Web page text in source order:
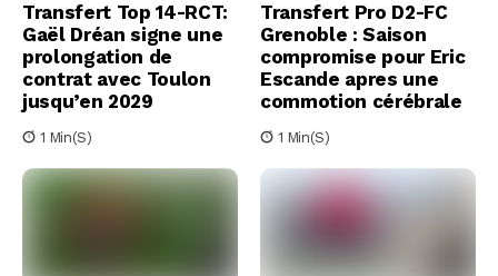
Transfert Top 14-RCT:
Gaël Dréan signe une
prolongation de
contrat avec Toulon
jusqu’en 2029
1 Min(s)
Transfert Pro D2-FC
Grenoble : Saison
compromise pour Eric
Escande apres une
commotion cérébrale
1 Min(s)